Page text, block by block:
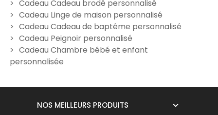
29,90 €
Cadeau Cadeau brodé personnalisé
Cadeau Linge de maison personnalisé
Cadeau Cadeau de baptême personnalisé
Cadeau Peignoir personnalisé
Cadeau Chambre bébé et enfant
personnalisée
NOS MEILLEURS PRODUITS